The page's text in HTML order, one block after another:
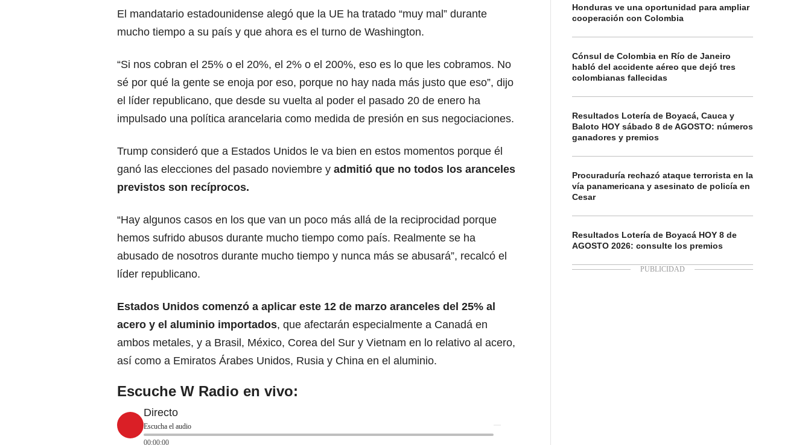
El mandatario estadounidense alegó que la UE ha tratado “muy mal” durante
mucho tiempo a su país y que ahora es el turno de Washington.
“Si nos cobran el 25% o el 20%, el 2% o el 200%, eso es lo que les cobramos. No
sé por qué la gente se enoja por eso, porque no hay nada más justo que eso”, dijo
el líder republicano, que desde su vuelta al poder el pasado 20 de enero ha
impulsado una política arancelaria como medida de presión en sus negociaciones.
Trump consideró que a Estados Unidos le va bien en estos momentos porque él
ganó las elecciones del pasado noviembre y admitió que no todos los aranceles
previstos son recíprocos.
“Hay algunos casos en los que van un poco más allá de la reciprocidad porque
hemos sufrido abusos durante mucho tiempo como país. Realmente se ha
abusado de nosotros durante mucho tiempo y nunca más se abusará”, recalcó el
líder republicano.
Estados Unidos comenzó a aplicar este 12 de marzo aranceles del 25% al
acero y el aluminio importados, que afectarán especialmente a Canadá en
ambos metales, y a Brasil, México, Corea del Sur y Vietnam en lo relativo al acero,
así como a Emiratos Árabes Unidos, Rusia y China en el aluminio.
Escuche W Radio en vivo:
Directo
Escucha el audio
00:00:00
Honduras ve una oportunidad para ampliar
cooperación con Colombia
Cónsul de Colombia en Río de Janeiro
habló del accidente aéreo que dejó tres
colombianas fallecidas
Resultados Lotería de Boyacá, Cauca y
Baloto HOY sábado 8 de AGOSTO: números
ganadores y premios
Procuraduría rechazó ataque terrorista en la
vía panamericana y asesinato de policía en
Cesar
Resultados Lotería de Boyacá HOY 8 de
AGOSTO 2026: consulte los premios